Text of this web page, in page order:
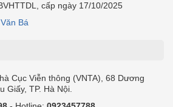
cấp ngày 17/10/2025
Bá
Cục Viễn thông (VNTA), 68 Dương
Giấy, TP. Hà Nội.